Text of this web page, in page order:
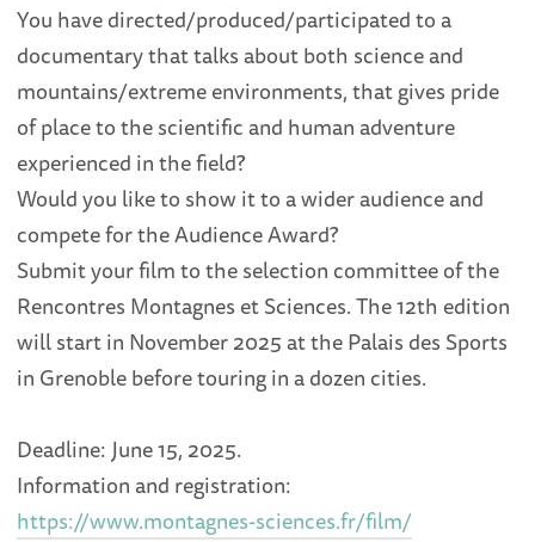
You have directed/produced/participated to a
documentary that talks about both science and
mountains/extreme environments, that gives pride
of place to the scientific and human adventure
experienced in the field?
Would you like to show it to a wider audience and
compete for the Audience Award?
Submit your film to the selection committee of the
Rencontres Montagnes et Sciences. The 12th edition
will start in November 2025 at the Palais des Sports
in Grenoble before touring in a dozen cities.
Deadline: June 15, 2025.
Information and registration:
https://www.montagnes-sciences.fr/film/